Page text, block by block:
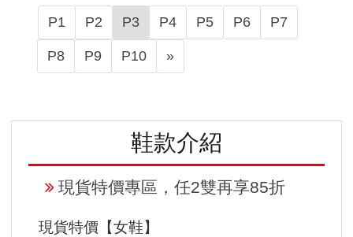
鞋款介紹
現貨特價專區，任2雙再享85折
現貨特價【女鞋】
P1 P2 P3 P4 P5 P6 P7
P8 P9 P10 »N
e